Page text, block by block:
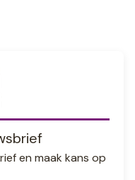
en maak kans op